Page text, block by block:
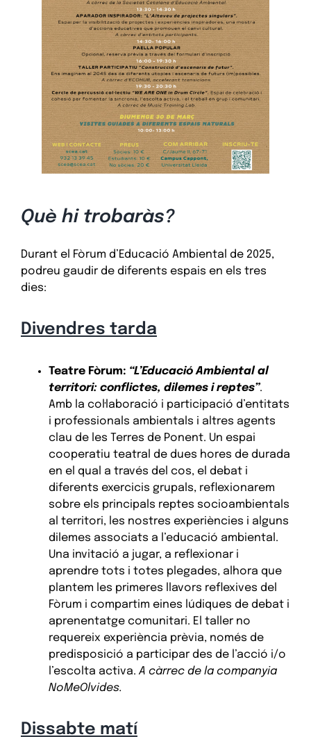
Què hi trobaràs?
Durant el Fòrum d’Educació Ambiental de 2025,
podreu gaudir de diferents espais en els tres
dies:
Divendres tarda
Teatre Fòrum: “L’Educació Ambiental al
territori: conflictes, dilemes i reptes”.
Amb la col·laboració i participació d’entitats
i professionals ambientals i altres agents
clau de les Terres de Ponent. Un espai
cooperatiu teatral de dues hores de durada
en el qual a través del cos, el debat i
diferents exercicis grupals, reflexionarem
sobre els principals reptes socioambientals
al territori, les nostres experiències i alguns
dilemes associats a l’educació ambiental.
Una invitació a jugar, a reflexionar i
aprendre tots i totes plegades, alhora que
plantem les primeres llavors reflexives del
Fòrum i compartim eines lúdiques de debat i
aprenentatge comunitari. El taller no
requereix experiència prèvia, només de
predisposició a participar des de l’acció i/o
l’escolta activa. A càrrec de la companyia
NoMeOlvides.
Dissabte matí